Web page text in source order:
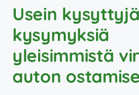
Usein kysyttyjä
kysymyksiä
yleisimmistä
auton